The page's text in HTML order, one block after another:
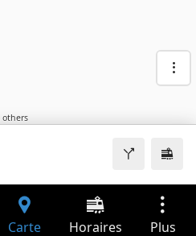
others
Carte Horaires Plus